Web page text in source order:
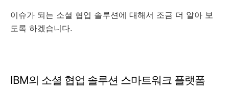
이슈가 되는 소셜 협업 솔루션에 대해서 조금 더 알아 보
도록 하겠습니다.
IBM의 소셜 협업 솔루션 스마트워크 플랫폼